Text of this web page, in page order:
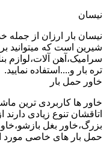
نیسان
نیسان بار ارزان از جمله
شیرین است که میتوانید
سرامیک،آهن آلات،لوازم
تره بار و....استفاده نمایید.
خاور حمل بار
خاور ها کاربردی ترین
اتاقشان تنوع زیادی
بزرگ،خاور بغل
حمل بار های خاصی مورد